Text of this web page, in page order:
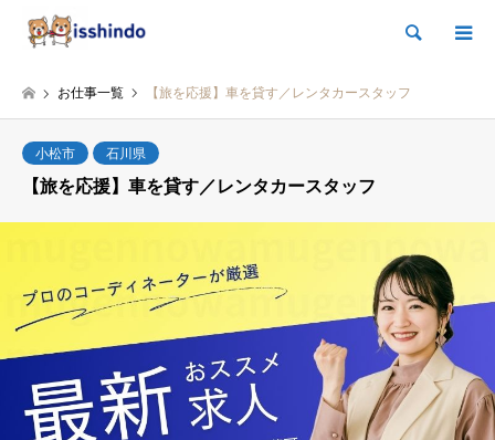
検索
お仕事一覧 【旅を応援】車を貸す／レンタカースタッフ
小松市
石川県
【旅を応援】車を貸す／レンタカースタッフ